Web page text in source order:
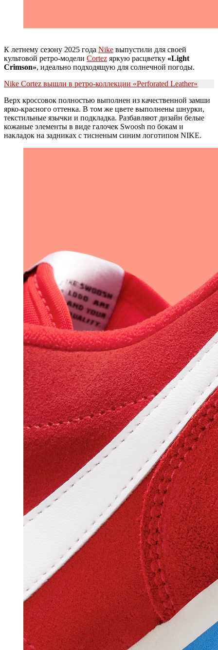
К летнему сезону 2025 года Nike выпустили для своей
культовой ретро-модели Cortez яркую расцветку «Light
Crimson», идеально подходящую для солнечной погоды.
Nike Cortez вышли в ретро-коллекции «Perforated Leather»
Верх кроссовок полностью выполнен из качественной замши
ярко-красного оттенка. В том же цвете выполнены шнурки,
текстильные язычки и подкладка. Разбавляют дизайн белые
кожаные элементы в виде галочек Swoosh по бокам и
накладок на задниках с тисненым синим логотипом NIKE.